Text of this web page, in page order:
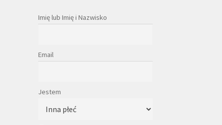
Imię lub Imię i Nazwisko
Email
Jestem